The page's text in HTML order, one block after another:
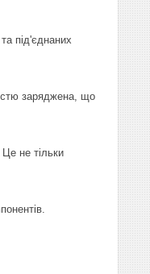
під'єднаних
заряджена, що
не тільки